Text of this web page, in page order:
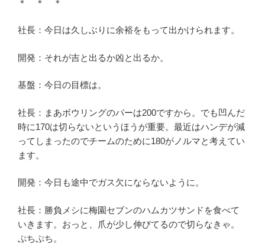
＊ ＊ ＊
社長：今日は久しぶりに余裕をもって出かけられます。
開発：それが吉と出るか凶と出るか。
基盤：今日の目標は。
社長：まあボウリングのパーは200ですから。でも凹んだ
時に170は切らないというほうが重要。最近はハンデが減
ってしまったのでチームのために180がノルマと考えてい
ます。
開発：今日も途中でガス欠にならないように。
社長：勝負メシに梅園セブンのハムカツサンドを食べて
いきます。おっと、爪が少し伸びてるので切らなきゃ。
ぷちぷち。